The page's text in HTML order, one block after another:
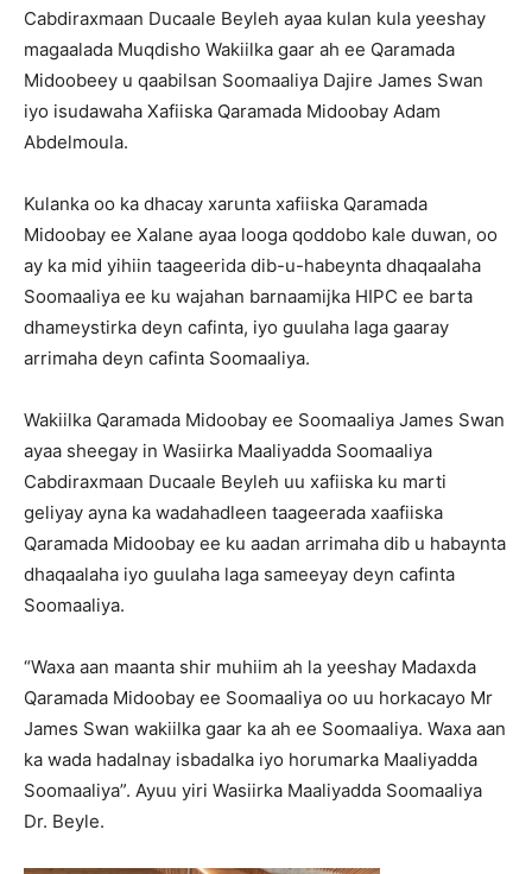
Cabdiraxmaan Ducaale Beyleh ayaa kulan kula yeeshay
magaalada Muqdisho Wakiilka gaar ah ee Qaramada
Midoobeey u qaabilsan Soomaaliya Dajire James Swan
iyo isudawaha Xafiiska Qaramada Midoobay Adam
Abdelmoula.
Kulanka oo ka dhacay xarunta xafiiska Qaramada
Midoobay ee Xalane ayaa looga qoddobo kale duwan, oo
ay ka mid yihiin taageerida dib-u-habeynta dhaqaalaha
Soomaaliya ee ku wajahan barnaamijka HIPC ee barta
dhameystirka deyn cafinta, iyo guulaha laga gaaray
arrimaha deyn cafinta Soomaaliya.
Wakiilka Qaramada Midoobay ee Soomaaliya James Swan
ayaa sheegay in Wasiirka Maaliyadda Soomaaliya
Cabdiraxmaan Ducaale Beyleh uu xafiiska ku marti
geliyay ayna ka wadahadleen taageerada xaafiiska
Qaramada Midoobay ee ku aadan arrimaha dib u habaynta
dhaqaalaha iyo guulaha laga sameeyay deyn cafinta
Soomaaliya.
“Waxa aan maanta shir muhiim ah la yeeshay Madaxda
Qaramada Midoobay ee Soomaaliya oo uu horkacayo Mr
James Swan wakiilka gaar ka ah ee Soomaaliya. Waxa aan
ka wada hadalnay isbadalka iyo horumarka Maaliyadda
Soomaaliya”. Ayuu yiri Wasiirka Maaliyadda Soomaaliya
Dr. Beyle.